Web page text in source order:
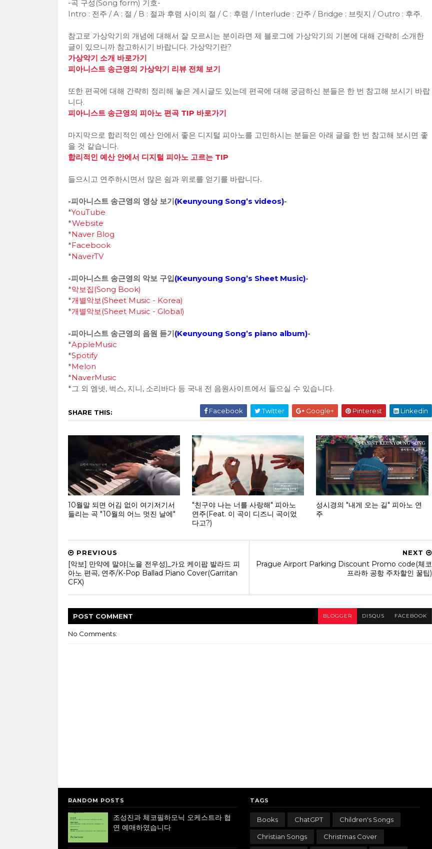
-곡 구성(Song form) 기호-
Intro : 전주 / A : 절 / B : 절과 후렴 사이의 절 / C : 후렴 / Interlude : 간주 / Bridge : 브릿지 / Outro : 후주.
참고로 가상악기의 개념에 대해서 잘 모르시는 분이라면 제 블로그에 가상악기의 기본에 대해 간략히 소개한
글이 있으니까 참고하시기 바랍니다. 가상악기란?
가상악기 소개 바로가기
피아니스트 송근영의 가상악기 리뷰 전체 보기
또한 편곡에 대해 간략히 정리해 놓은 게시글도 있는데 편곡에 대해 궁금하신 분들은 한 번 참고해 보시기 바랍
니다.
피아니스트 송근영의 피아노 편곡 TIP 바로가기
마지막으로 합리적인 예산 안에서 좋은 디지털 피아노를 고민하시는 분들은 아래 글을 한 번 참고해 보시면 좋
을 것 같습니다.
합리적인 예산 안에서 디지털 피아노 고르는 TIP
들으시고 연주하시면서 많은 쉼과 위로를 얻기를 바랍니다.
-피아니스트 송근영의 영상 보기(Keunyoung Song’s videos)-
*YouTube
*Website
*Naver Blog
*Facebook
*NaverTV
-피아니스트 송근영의 악보 구입(Keunyoung Song’s Sheet Music)-
*악보집(Song Book)
*개별악보(Sheet Music - Korea)
*개별악보(Sheet Music - Global)
-피아니스트 송근영의 음원 듣기(Keunyoung Song’s piano album)-
*AppleMusic
*Spotify
*Melon
*NaverMusic
*그 외 엠넷, 벅스, 지니, 소리바다 등 국내 전 음원사이트에서 들으실 수 있습니다.
SHARE THIS: Facebook Twitter Google+ Pinterest Linkedin
10월말 되면 어김 없이 여기저기서
들리는 곡 "10월의 어느 멋진 날에"
"친구야 나는 너를 사랑해" 피아노
연주(Feat. 이 곡이 디즈니 곡이었
다고?)
성시경의 "내게 오는 길" 피아노 연
주
NEXT
Prague Airport Parking Discount Promo code(체코
프라하 공항 주차할인 꿀팁)
PREVIOUS
[악보] 만약에 말야(노을 전우성)_가요 케이팝 발라드 피
아노 편곡, 연주/K-Pop Ballad Piano Cover(Garritan
CFX)
POST COMMENT BLOGGER DISQUS FACEBOOK
No Comments:
RANDOM POSTS
조성진과 체코필하모닉 오케스트라 협
연 예매하였습니다
TAGS
Books ChatGPT Children's Songs
Christian Songs Christmas Cover